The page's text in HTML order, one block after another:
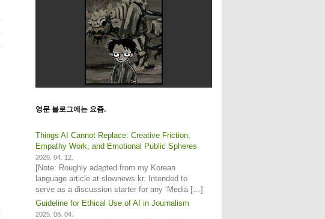
영문 블로그에는 요즘.
Things AI Cannot Replace: Creative Friction,
Empathy Work, and Emotional Public Spheres
2026. 04. 12.
[Note: Roughly adapted from my Korean
language article at slownews.kr. Intended to
serve as a discussion starter for any ‘Media […]
Guideline for Ethical Use of AI in Journalism
2025. 08. 04.